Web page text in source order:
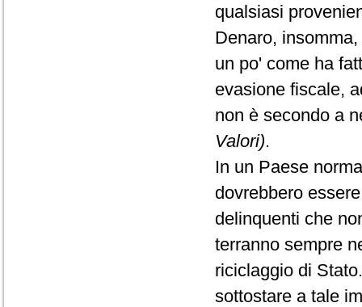
qualsiasi
Denaro,
un po' come ha
evasione fiscale,
non è secondo a
Valori).
In un Paese
dovrebbero
delinquenti che
terranno sempre
riciclaggio di
sottostare a tale